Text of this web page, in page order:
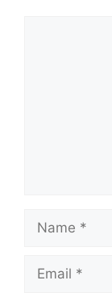
Name
Email